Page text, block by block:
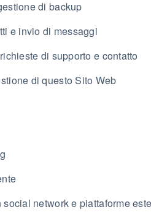
di backup
e invio di messaggi
di supporto e contatto
di questo Sito Web
network e piattaforme